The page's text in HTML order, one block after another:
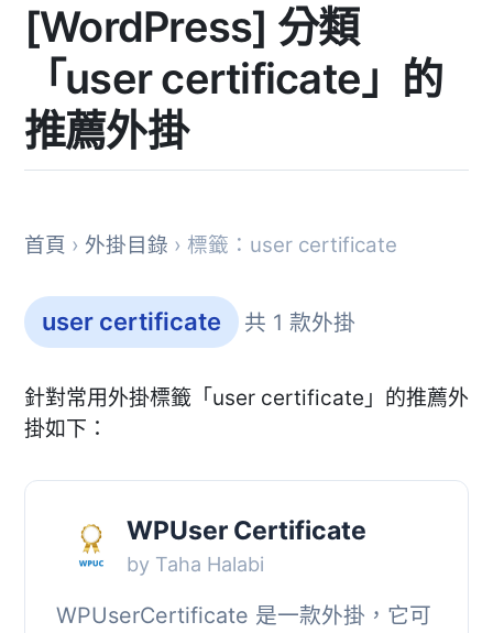
[WordPress] 分類
「user certificate」的
推薦外掛
首頁 › 外掛目錄 › 標籤：user certificate
user certificate 共 1 款外掛
針對常用外掛標籤「user certificate」的推薦外
掛如下：
WPUser Certificate
by Taha Halabi
WPUserCertificate 是一款外掛，它可